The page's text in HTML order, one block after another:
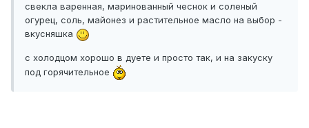
свекла варенная, маринованный чеснок и соленый
огурец, соль, майонез и растительное масло на выбор -
вкусняшка
с холодцом хорошо в дуете и просто так, и на закуску
под горячительное